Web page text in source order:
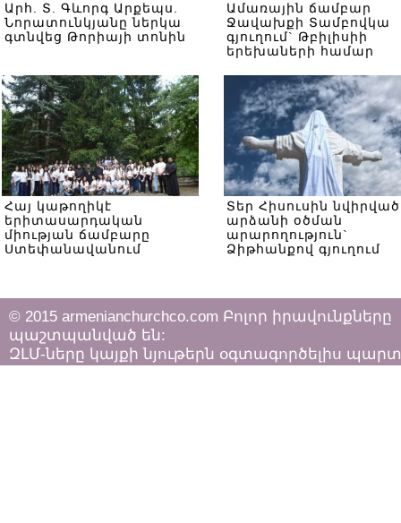
Արհ. Տ. Գևորգ Արքեպս.
Նորատունկյանը ներկա
գտնվեց Թորիայի տոնին
Ամառային ճամբար
Ջավախքի Տամբովկա
գյուղում` Թբիլիսիի
երեխաների համար
Հայ կաթողիկէ
երիտասարդական
միության ճամբարը
Ստեփանավանում
Տեր Հիսուսին նվիրված
արձանի օծման
արարողություն`
Ձիթհանքով գյուղում
© 2015 armenianchurchco.com Բոլոր իրավունքները
պաշտպանված են:
ԶԼՄ-ները կայքի նյութերն օգտագործելիս